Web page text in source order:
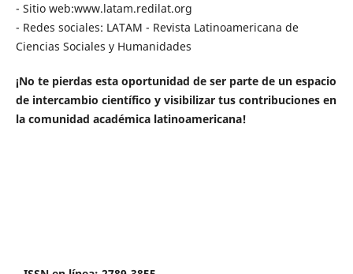
- Sitio web:www.latam.redilat.org
- Redes sociales: LATAM - Revista Latinoamericana de
Ciencias Sociales y Humanidades
¡No te pierdas esta oportunidad de ser parte de un espacio
de intercambio científico y visibilizar tus contribuciones en
la comunidad académica latinoamericana!